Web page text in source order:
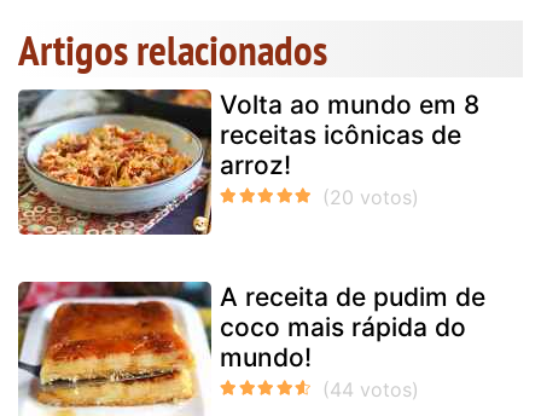
Artigos relacionados
Volta ao mundo em 8
receitas icônicas de
arroz!
A receita de pudim de
coco mais rápida do
mundo!